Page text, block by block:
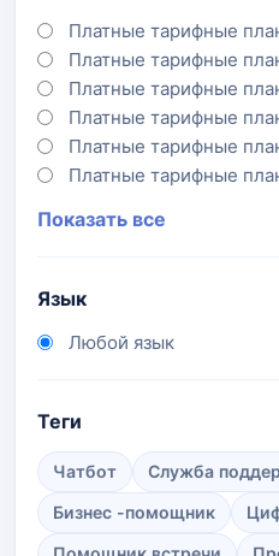
Платные тарифные
Платные тарифные
Платные тарифные
Платные тарифные
Платные тарифные
Платные тарифные
Показать все
Язык
Любой язык
Теги
Чатбот
Служба
Бизнес -помощник